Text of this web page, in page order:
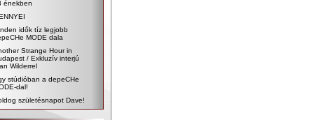
énekben
idők tíz legjobb
MODE dala
Strange Hour in
/ Exkluzív interjú
Wilderrel
stúdióban a depeCHe
dal!
születésnapot Dave!